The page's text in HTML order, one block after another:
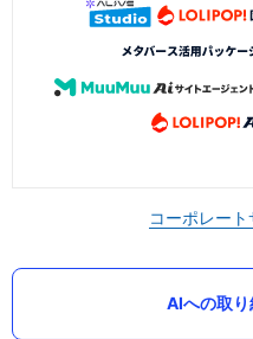
コーポレート
AIへの取り